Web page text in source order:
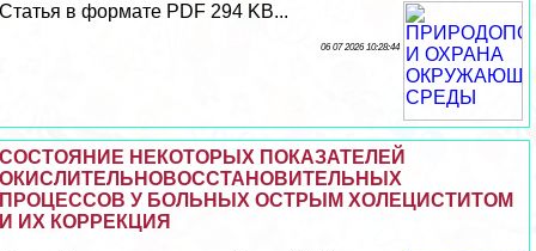
Статья в формате PDF 294 KB...
06 07 2026 10:28:44
СОСТОЯНИЕ НЕКОТОРЫХ ПОКАЗАТЕЛЕЙ
ОКИСЛИТЕЛЬНОВОССТАНОВИТЕЛЬНЫХ
ПРОЦЕССОВ У БОЛЬНЫХ ОСТРЫМ ХОЛЕЦИСТИТОМ
И ИХ КОРРЕКЦИЯ